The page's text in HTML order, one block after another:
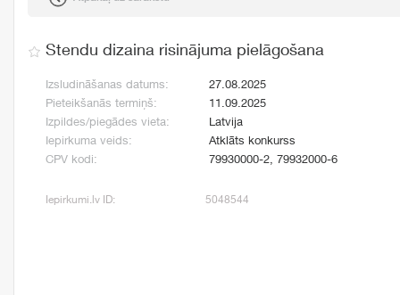
Stendu dizaina risinājuma pielāgošana
Izsludināšanas datums:
27.08.2025
Pieteikšanās termiņš:
11.09.2025
Izpildes/piegādes vieta:
Latvija
Iepirkuma veids:
Atklāts konkurss
CPV kodi:
79930000-2, 79932000-6
Iepirkumi.lv ID: 5048544